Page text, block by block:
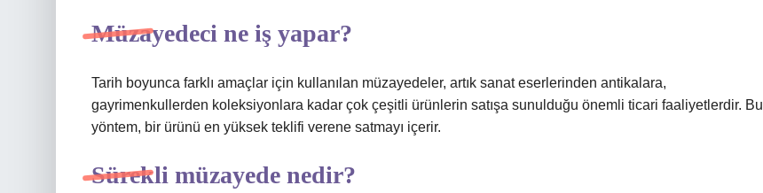
Müzayedeci ne iş yapar?
Tarih boyunca farklı amaçlar için kullanılan müzayedeler, artık sanat eserlerinden antikalara,
gayrimenkullerden koleksiyonlara kadar çok çeşitli ürünlerin satışa sunulduğu önemli ticari faaliyetlerdir. Bu
yöntem, bir ürünü en yüksek teklifi verene satmayı içerir.
Sürekli müzayede nedir?